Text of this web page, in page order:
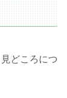
どころにつ